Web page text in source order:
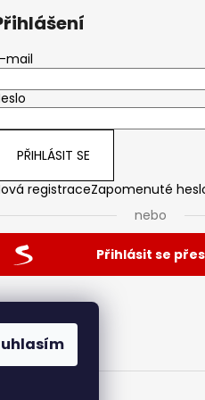
mail
PŘIHLÁSIT SE
registraceZapomenuté
nebo
Přihlásit se